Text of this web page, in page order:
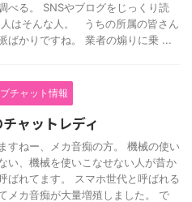
べる。 SNSやブログをじっくり読
はそんな人。 うちの所属の皆さん
ばかりですね。 業者の煽りに乗 ...
チャット情報
ャットレディ
すねー、メカ音痴の方。 機械の使い
い、機械を使いこなせない人が昔か
ばれてます。 スマホ世代と呼ばれる
メカ音痴が大量増殖しました。 で